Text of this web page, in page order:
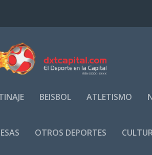
BEISBOL ATLETISMO
OTROS DEPORTES